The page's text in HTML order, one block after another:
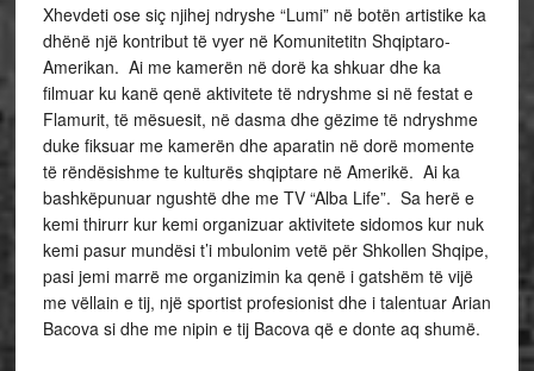
Xhevdeti ose siç njihej ndryshe “Lumi” në botën artistike ka
dhënë një kontribut të vyer në Komunitetitn Shqiptaro-
Amerikan. Ai me kamerën në dorë ka shkuar dhe ka
filmuar ku kanë qenë aktivitete të ndryshme si në festat e
Flamurit, të mësuesit, në dasma dhe gëzime të ndryshme
duke fiksuar me kamerën dhe aparatin në dorë momente
të rëndësishme te kulturës shqiptare në Amerikë. Ai ka
bashkëpunuar ngushtë dhe me TV “Alba Life”. Sa herë e
kemi thirurr kur kemi organizuar aktivitete sidomos kur nuk
kemi pasur mundësi t’i mbulonim vetë për Shkollen Shqipe,
pasi jemi marrë me organizimin ka qenë i gatshëm të vijë
me vëllain e tij, një sportist profesionist dhe i talentuar Arian
Bacova si dhe me nipin e tij Bacova që e donte aq shumë.